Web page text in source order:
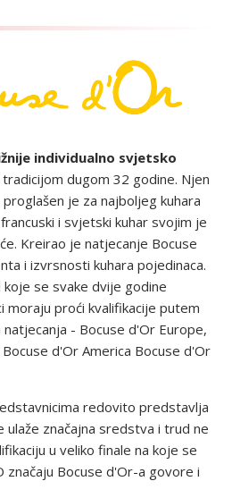
individualno svjetsko
dugom 32 godine. Njen
je za najboljeg kuhara
i svjetski kuhar svojim je
Kreirao je natjecanje Bocuse
i izvrsnosti kuhara pojedinaca.
se svake dvije godine
moraju proći kvalifikacije putem
- Bocuse d'Or Europe,
d'Or America Bocuse d'Or
redovito predstavlja
ulaže značajna sredstva i trud ne
u veliko finale na koje se
značaju Bocuse d'Or-a govore i